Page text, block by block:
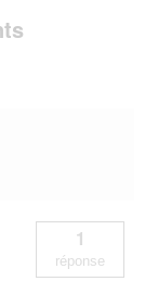
1
réponse